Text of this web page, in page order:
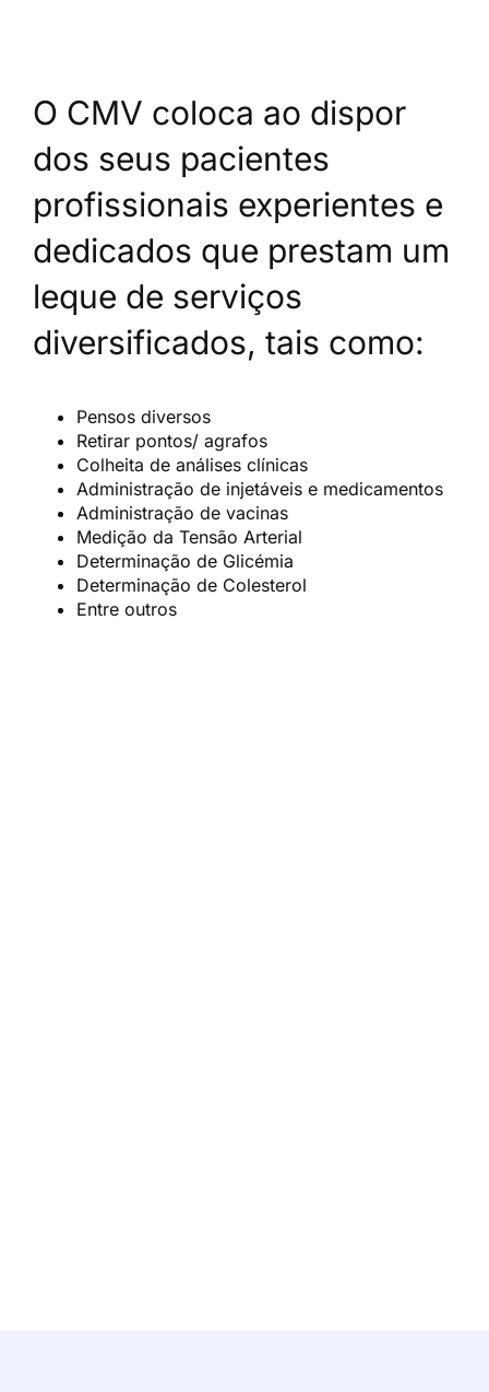
O CMV coloca ao dispor
dos seus pacientes
profissionais experientes e
dedicados que prestam um
leque de serviços
diversificados, tais como:
Pensos diversos
Retirar pontos/ agrafos
Colheita de análises clínicas
Administração de injetáveis e medicamentos
Administração de vacinas
Medição da Tensão Arterial
Determinação de Glicémia
Determinação de Colesterol
Entre outros